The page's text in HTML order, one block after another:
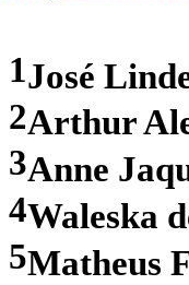
1José
2Arthur
3Anne
4Waleska
5Matheus